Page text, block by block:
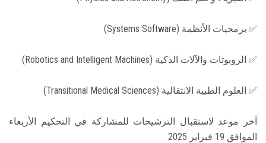
✅ برمجيات الأنظمة (Systems Software)
✅ الروبوتات والآلات الذكية (Robotics and Intelligent Machines)
✅ العلوم الطبية الانتقالية (Transitional Medical Sciences)
آخر موعد لاستقبال الترشيحات للمشاركة في التحكيم الأربعاء
الموافق 19 فبراير 2025